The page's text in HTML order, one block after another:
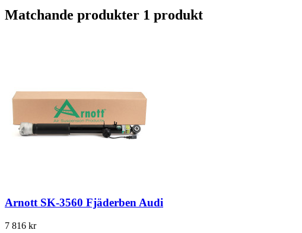
Matchande produkter 1 produkt
Arnott SK-3560 Fjäderben Audi
7 816 kr